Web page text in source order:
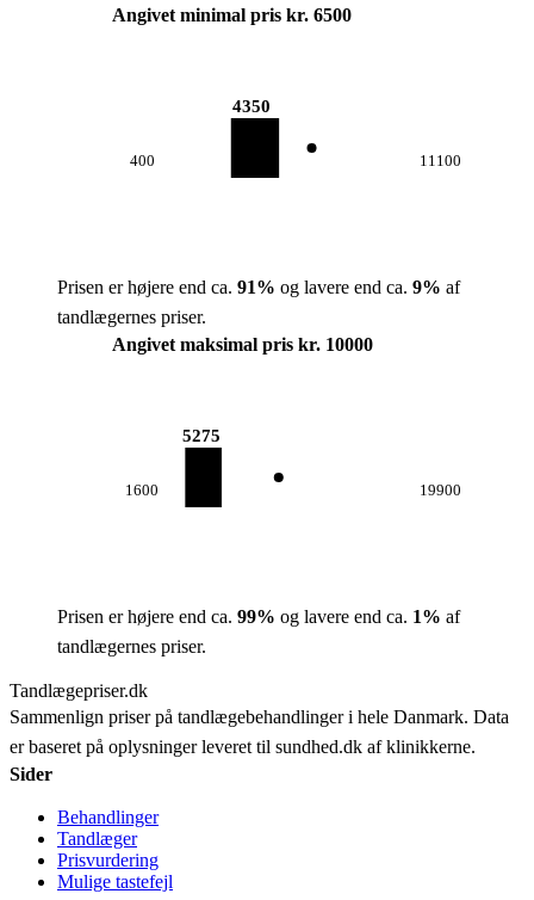
Angivet minimal pris kr. 6500
400
4350
11100
Prisen er højere end ca. 91% og lavere end ca. 9% af
tandlægernes priser.
Angivet maksimal pris kr. 10000
1600
5275
19900
Prisen er højere end ca. 99% og lavere end ca. 1% af
tandlægernes priser.
Tandlægepriser.dk
Sammenlign priser på tandlægebehandlinger i hele Danmark. Data
er baseret på oplysninger leveret til sundhed.dk af klinikkerne.
Sider
Behandlinger
Tandlæger
Prisvurdering
Mulige tastefejl